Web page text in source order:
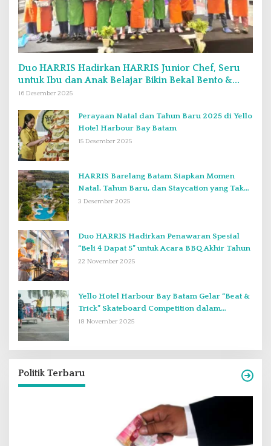
Duo HARRIS Hadirkan HARRIS Junior Chef, Seru
untuk Ibu dan Anak Belajar Bikin Bekal Bento &
Kimbab
16 Desember 2025
Perayaan Natal dan Tahun Baru 2025 di Yello
Hotel Harbour Bay Batam
15 Desember 2025
HARRIS Barelang Batam Siapkan Momen
Natal, Tahun Baru, dan Staycation yang Tak
Terlupakan di Desember 2025
3 Desember 2025
Duo HARRIS Hadirkan Penawaran Spesial
“Beli 4 Dapat 5” untuk Acara BBQ Akhir Tahun
22 November 2025
Yello Hotel Harbour Bay Batam Gelar “Beat &
Trick” Skateboard Competition dalam
Perayaan Anniversary ke-2
18 November 2025
Politik Terbaru